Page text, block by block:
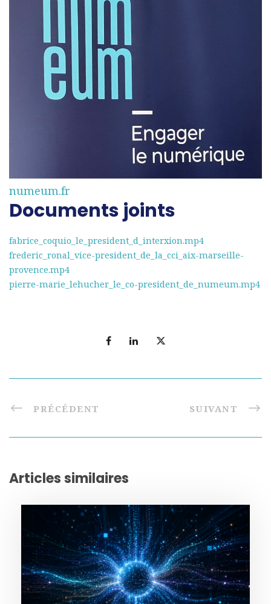
numeum.fr
Documents joints
fabrice_coquio_le_president_d_interxion.mp4
frederic_ronal_vice-president_de_la_cci_aix-marseille-
provence.mp4
pierre-marie_lehucher_le_co-president_de_numeum.mp4
PRÉCÉDENT SUIVANT
Articles similaires